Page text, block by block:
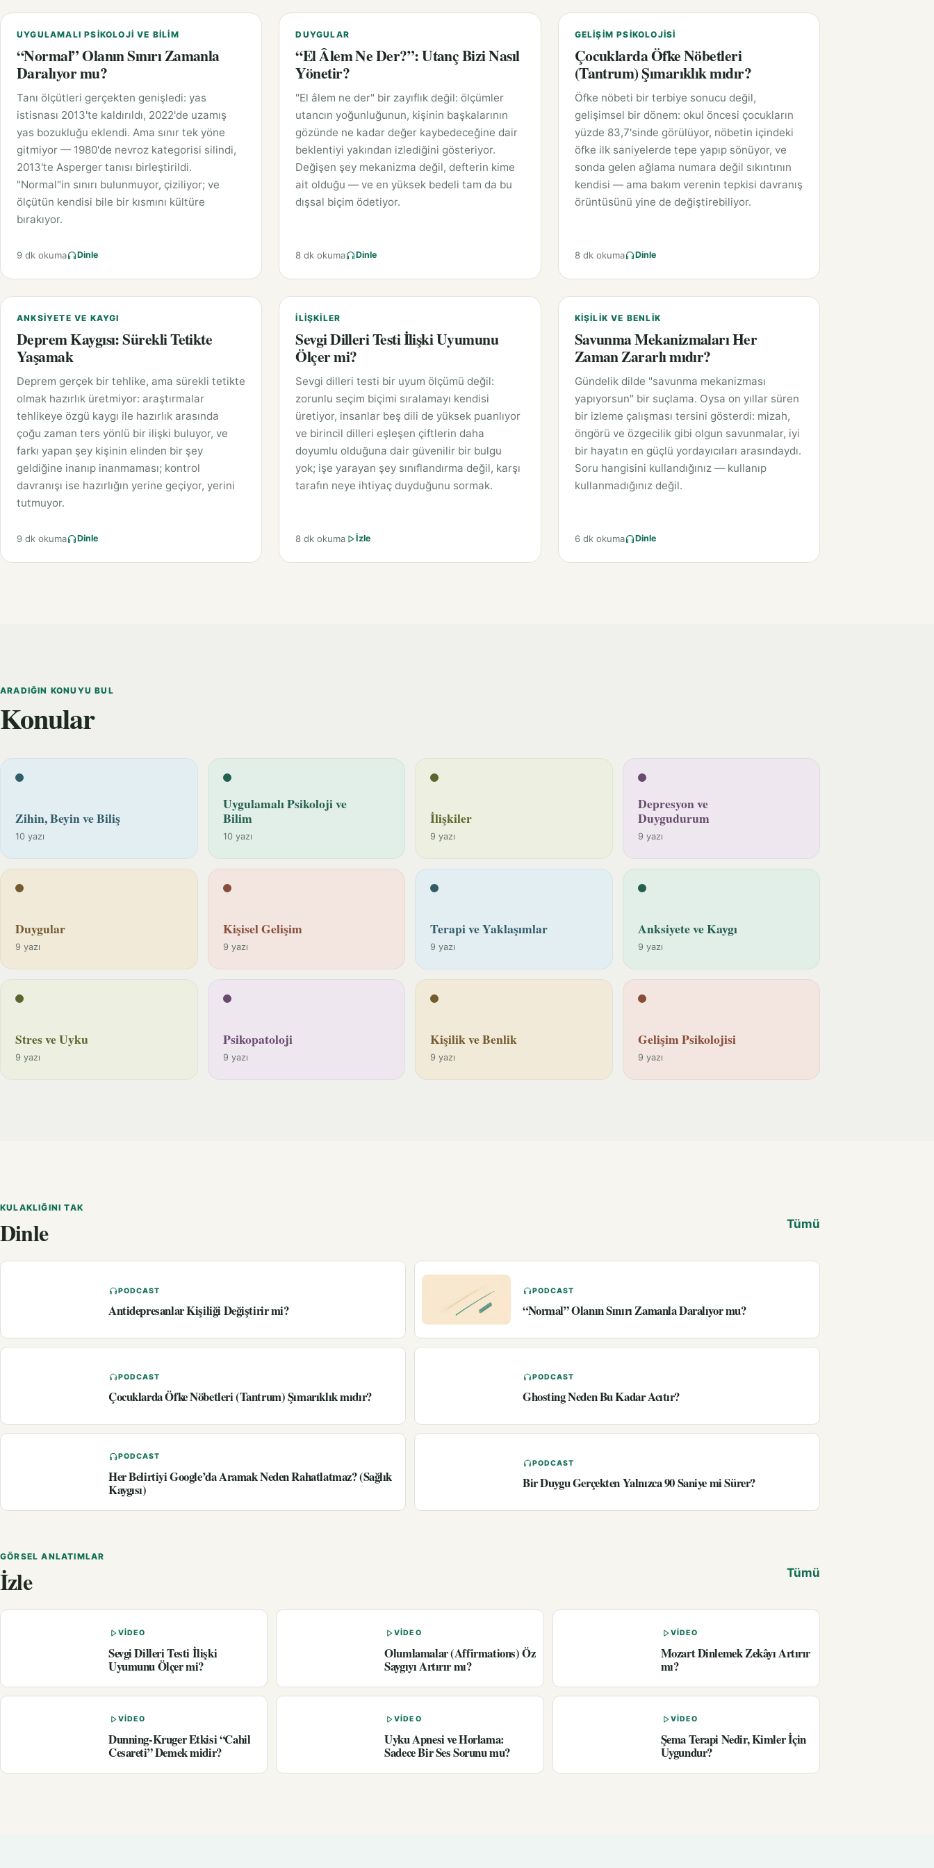
UYGULAMALI PSIKOLOJI VE BILIM
“Normal” Olanın Sınırı Zamanla
Daralıyor mu?
Tanı ölçütleri gerçekten genişledi: yas
istisnası 2013'te kaldırıldı, 2022'de uzamış
yas bozukluğu eklendi. Ama sınır tek yöne
gitmiyor — 1980'de nevroz kategorisi silindi,
2013'te Asperger tanısı birleştirildi.
"Normal"in sınırı bulunmuyor, çiziliyor; ve
ölçütün kendisi bile bir kısmını kültüre
bırakıyor.
9 dk okuma Dinle
DUYGULAR
“El Âlem Ne Der?”: Utanç Bizi Nasıl
Yönetir?
"El âlem ne der" bir zayıflık değil: ölçümler
utancın yoğunluğunun, kişinin başkalarının
gözünde ne kadar değer kaybedeceğine dair
beklentiyi yakından izlediğini gösteriyor.
Değişen şey mekanizma değil, defterin kime
ait olduğu — ve en yüksek bedeli tam da bu
dışsal biçim ödetiyor.
8 dk okuma Dinle
GELIŞIM PSIKOLOJISI
Çocuklarda Öfke Nöbetleri
(Tantrum) Şımarıklık mıdır?
Öfke nöbeti bir terbiye sonucu değil,
gelişimsel bir dönem: okul öncesi çocukların
yüzde 83,7'sinde görülüyor, nöbetin içindeki
öfke ilk saniyelerde tepe yapıp sönüyor, ve
sonda gelen ağlama numara değil sıkıntının
kendisi — ama bakım verenin tepkisi davranış
örüntüsünü yine de değiştirebiliyor.
8 dk okuma Dinle
ANKSIYETE VE KAYGI
Deprem Kaygısı: Sürekli Tetikte
Yaşamak
Deprem gerçek bir tehlike, ama sürekli tetikte
olmak hazırlık üretmiyor: araştırmalar
tehlikeye özgü kaygı ile hazırlık arasında
çoğu zaman ters yönlü bir ilişki buluyor, ve
farkı yapan şey kişinin elinden bir şey
geldiğine inanıp inanmaması; kontrol
davranışı ise hazırlığın yerine geçiyor, yerini
tutmuyor.
9 dk okuma Dinle
İLIŞKILER
Sevgi Dilleri Testi İlişki Uyumunu
Ölçer mi?
Sevgi dilleri testi bir uyum ölçümü değil:
zorunlu seçim biçimi sıralamayı kendisi
üretiyor, insanlar beş dili de yüksek puanlıyor
ve birincil dilleri eşleşen çiftlerin daha
doyumlu olduğuna dair güvenilir bir bulgu
yok; işe yarayan şey sınıflandırma değil, karşı
tarafın neye ihtiyaç duyduğunu sormak.
8 dk okuma İzle
KIŞILIK VE BENLIK
Savunma Mekanizmaları Her
Zaman Zararlı mıdır?
Gündelik dilde "savunma mekanizması
yapıyorsun" bir suçlama. Oysa on yıllar süren
bir izleme çalışması tersini gösterdi: mizah,
öngörü ve özgecilik gibi olgun savunmalar, iyi
bir hayatın en güçlü yordayıcıları arasındaydı.
Soru hangisini kullandığınız — kullanıp
kullanmadığınız değil.
6 dk okuma Dinle
ARADIĞIN KONUYU BUL
Konular
Zihin, Beyin ve Biliş
10 yazı
Uygulamalı Psikoloji ve
Bilim
10 yazı
İlişkiler
9 yazı
Depresyon ve
Duygudurum
9 yazı
Duygular
9 yazı
Kişisel Gelişim
9 yazı
Terapi ve Yaklaşımlar
9 yazı
Anksiyete ve Kaygı
9 yazı
Stres ve Uyku
9 yazı
Psikopatoloji
9 yazı
Kişilik ve Benlik
9 yazı
Gelişim Psikolojisi
9 yazı
KULAKLIĞINI TAK
Dinle Tümü
PODCAST
Antidepresanlar Kişiliği Değiştirir mi?
PODCAST
“Normal” Olanın Sınırı Zamanla Daralıyor mu?
PODCAST
Çocuklarda Öfke Nöbetleri (Tantrum) Şımarıklık mıdır?
PODCAST
Ghosting Neden Bu Kadar Acıtır?
PODCAST
Her Belirtiyi Google’da Aramak Neden Rahatlatmaz? (Sağlık
Kaygısı)
PODCAST
Bir Duygu Gerçekten Yalnızca 90 Saniye mi Sürer?
GÖRSEL ANLATIMLAR
İzle Tümü
VIDEO
Sevgi Dilleri Testi İlişki
Uyumunu Ölçer mi?
VIDEO
Olumlamalar (Affirmations) Öz
Saygıyı Artırır mı?
VIDEO
Mozart Dinlemek Zekâyı Artırır
mı?
VIDEO
Dunning-Kruger Etkisi “Cahil
Cesareti” Demek midir?
VIDEO
Uyku Apnesi ve Horlama:
Sadece Bir Ses Sorunu mu?
VIDEO
Şema Terapi Nedir, Kimler İçin
Uygundur?